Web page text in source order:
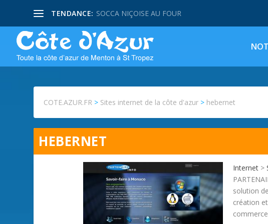
TENDANCE: SOCCA NIÇOISE AU FOUR
COTE.AZUR.FR > Sites internet de la côte d'azur > hebernet
HEBERNET
Internet >
solution
création
commerce